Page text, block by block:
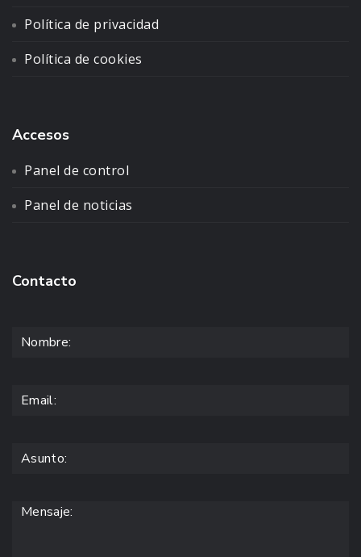
Política de privacidad
Política de cookies
Accesos
Panel de control
Panel de noticias
Contacto